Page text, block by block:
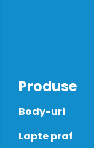
Produse
Body-uri
Lapte praf